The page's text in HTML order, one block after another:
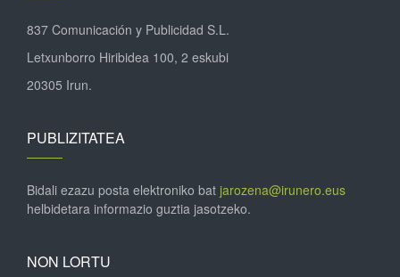
837 Comunicación y Publicidad S.L.
Letxunborro Hiribidea 100, 2 eskubi
20305 Irun.
PUBLIZITATEA
Bidali ezazu posta elektroniko bat jarozena@irunero.eus
helbidetara informazio guztia jasotzeko.
NON LORTU